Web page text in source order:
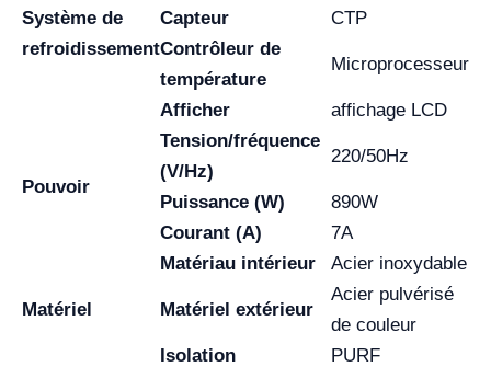
Système de
refroidissement
Capteur
CTP
Contrôleur de
température
Microprocesseur
Afficher affichage LCD
Pouvoir
Tension/fréquence
(V/Hz)
220/50Hz
Puissance (W)
890W
Courant (A)
7A
Matériel
Matériau intérieur Acier inoxydable
Matériel extérieur
Acier pulvérisé
de couleur
Isolation
PURF